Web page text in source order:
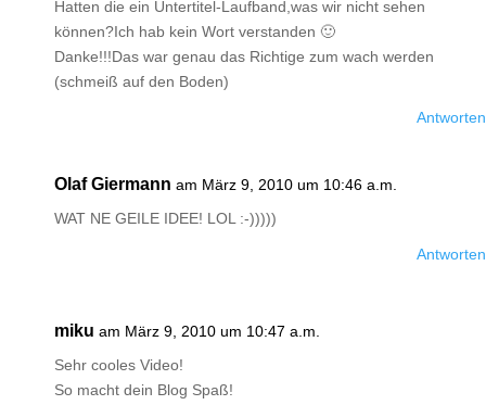
Hatten die ein Untertitel-Laufband,was wir nicht sehen
können?Ich hab kein Wort verstanden 🙂
Danke!!!Das war genau das Richtige zum wach werden
(schmeiß auf den Boden)
Antworten
Olaf Giermann am März 9, 2010 um 10:46 a.m.
WAT NE GEILE IDEE! LOL :-)))))
Antworten
miku am März 9, 2010 um 10:47 a.m.
Sehr cooles Video!
So macht dein Blog Spaß!